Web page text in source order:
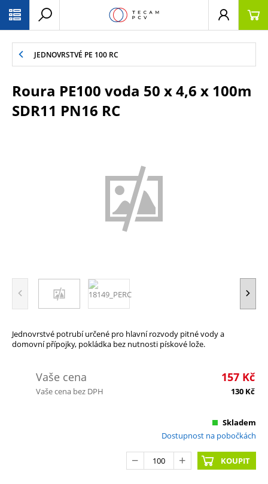
JEDNOVRSTVÉ PE 100 RC
Roura PE100 voda 50 x 4,6 x 100m
SDR11 PN16 RC
Jednovrstvé potrubí určené pro hlavní rozvody pitné vody a
domovní přípojky, pokládka bez nutnosti pískové lože.
Vaše cena 157 Kč
Vaše cena bez DPH 130 Kč
Skladem
Dostupnost na pobočkách
KOUPIT